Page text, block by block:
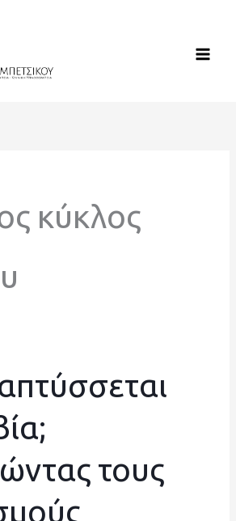
κύκλος
τους